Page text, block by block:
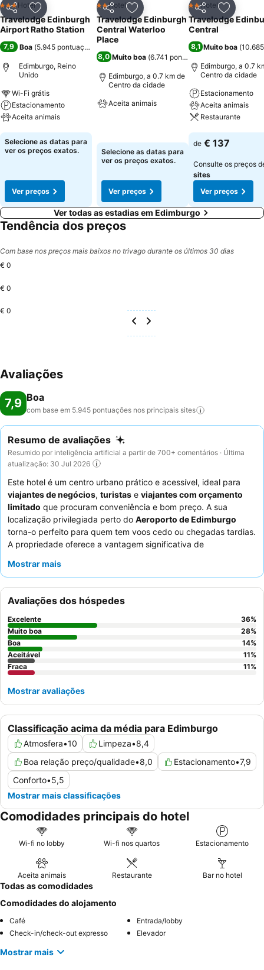
PartilharAdicionar aos favoritos
3 Estrelas
Hotel
Travelodge Edinburgh
Airport Ratho Station
7,9 Boa (5.945 pontuações
Edimburgo, Reino
Unido
Wi-Fi grátis
Estacionamento
Aceita animais
Ver preços
Selecione as datas para
ver os preços exatos.
Ver preços
PartilharAdicionar aos favoritos
2 Estrelas
Hotel
Travelodge Edinburgh
Central Waterloo
Place
8,0 Muito boa (6.741 pontuações
Edimburgo, a 0.7 km de
Centro da cidade
Aceita animais
Selecione as datas para
ver os preços exatos.
Ver preços
Partilhar
2 Estrelas
Hotel
Travelodge
Central
8,1 Muito boa (
Edimburgo, a 0.7
Centro da cidade
Estacionamento
Aceita animais
Restaurante
Ver preços
de € 137
Consulte os preços
sites
Ver preços
Ver todas as estadias em Edimburgo
Tendência dos preços
Com base nos preços mais baixos no trivago durante os últimos 30 dias
€ 0
€ 0
€ 0
Avaliações
7,9 Boa
com base em 5.945 pontuações nos principais sites
Resumo de avaliações
Resumido por inteligência artificial a partir de 700+ comentários · Última
atualização: 30 Jul 2026
Este hotel é um centro urbano prático e acessível, ideal para
viajantes de negócios, turistas e viajantes com orçamento
limitado que procuram conveniência e bom preço. A sua
localização privilegiada perto do Aeroporto de Edimburgo
torna-o perfeito para quem tem voos cedo ou chegadas tardias.
A propriedade oferece a vantagem significativa de
comodidade valiosa para hóspedes com transporte próprio. Os
e simpáticos
excelente buffet de pequeno-almoço
inclui uma variedade de opções quentes, frescas e veganas.
Para uma experiência mais tranquila, considere pedir um quarto
virado para o lado oposto da estrada principal para minimizar o
potencial ruído do trânsito.
Mostrar mais
Classificação acima da média para Edimburgo
Atmosfera•10 Limpeza•8,4
Boa relação preço/qualidade•8,0 Estacionamento•7,9
Conforto•5,5
Mostrar mais classificações
Avaliações dos hóspedes
Excelente 36%
Muito boa
28%
Boa
14%
Aceitável
11%
Fraca
11%
Mostrar avaliações
Comodidades principais do hotel
Wi-fi no lobby Wi-fi nos quartos Estacionamento
Aceita animais Restaurante Bar no hotel
Todas as comodidades
Comodidades do alojamento
Café
Entrada/lobby
Check-in/check-out expresso
Elevador
Mostrar mais